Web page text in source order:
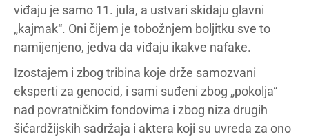
viđaju je samo 11. jula, a ustvari skidaju glavni
„kajmak“. Oni čijem je tobožnjem boljitku sve to
namijenjeno, jedva da viđaju ikakve nafake.
Izostajem i zbog tribina koje drže samozvani
eksperti za genocid, i sami suđeni zbog „pokolja“
nad povratničkim fondovima i zbog niza drugih
šićardžijskih sadržaja i aktera koji su uvreda za ono